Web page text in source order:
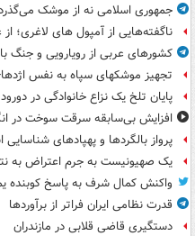
جمهوری اسلامی نه از موشک
ناگفته‌هایی از آمپول های لاغری؛ از
کشورهای عربی از رویارویی و جنگ
تجهیز موشکهای سپاه به نفس
پایان تلخ یک نزاع خانوادگی در دورود
افزایش بی‌سابقه سرقت سوخت در
پرواز بالگردها و پهپادهای شناسایی
یک صهیونیست به جرم اعتراض به
واکنش کمال شرف به پاسخ کوبنده
قدرت نظامی ایران فراتر از برآوردها
دستگیری قاضی قلابی در مازندران